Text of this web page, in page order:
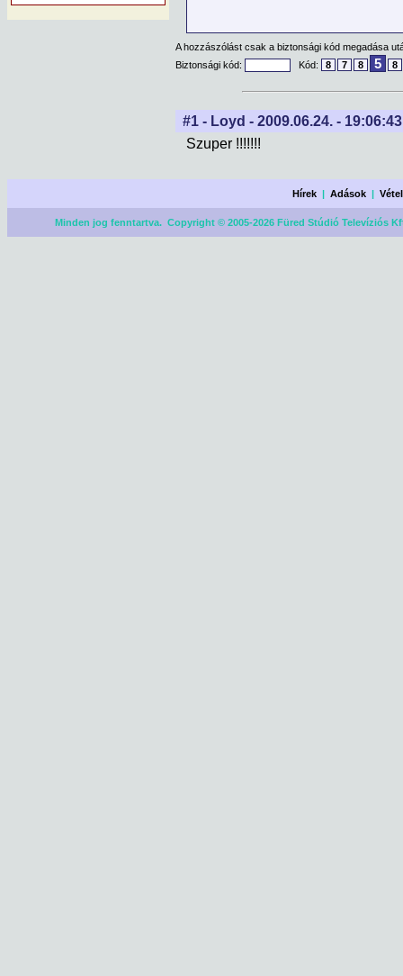
A hozzászólást csak a biztonsági kód megadása
Biztonsági kód:
Kód: 8 7 8 5 8
#1 - Loyd - 2009.06.24. - 19:06:43
Szuper !!!!!!!
Hírek |Adások |
Minden jog fenntartva. Copyright © 2005-2026 Füred Stúdió Televíziós